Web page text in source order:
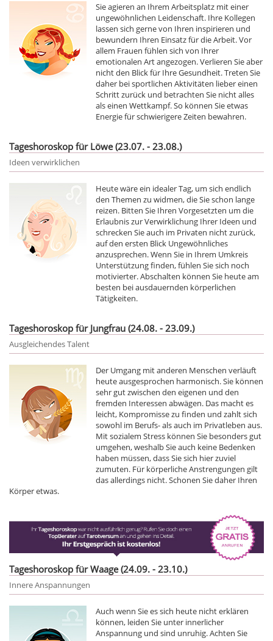
Sie agieren an Ihrem Arbeitsplatz mit einer
ungewöhnlichen Leidenschaft. Ihre Kollegen
lassen sich gerne von Ihren inspirieren und
bewundern Ihren Einsatz für die Arbeit. Vor
allem Frauen fühlen sich von Ihrer
emotionalen Art angezogen. Verlieren Sie aber
nicht den Blick für Ihre Gesundheit. Treten Sie
daher bei sportlichen Aktivitäten lieber einen
Schritt zurück und betrachten Sie nicht alles
als einen Wettkampf. So können Sie etwas
Energie für schwierigere Zeiten bewahren.
Tageshoroskop für Löwe (23.07. - 23.08.)
Ideen verwirklichen
Heute wäre ein idealer Tag, um sich endlich
den Themen zu widmen, die Sie schon lange
reizen. Bitten Sie Ihren Vorgesetzten um die
Erlaubnis zur Verwirklichung Ihrer Ideen und
schrecken Sie auch im Privaten nicht zurück,
auf den ersten Blick Ungewöhnliches
anzusprechen. Wenn Sie in Ihrem Umkreis
Unterstützung finden, fühlen Sie sich noch
motivierter. Abschalten können Sie heute am
besten bei ausdauernden körperlichen
Tätigkeiten.
Tageshoroskop für Jungfrau (24.08. - 23.09.)
Ausgleichendes Talent
Der Umgang mit anderen Menschen verläuft
heute ausgesprochen harmonisch. Sie können
sehr gut zwischen den eigenen und den
fremden Interessen abwägen. Das macht es
leicht, Kompromisse zu finden und zahlt sich
sowohl im Berufs- als auch im Privatleben aus.
Mit sozialem Stress können Sie besonders gut
umgehen, weshalb Sie auch keine Bedenken
haben müssen, dass Sie sich hier zuviel
zumuten. Für körperliche Anstrengungen gilt
das allerdings nicht. Schonen Sie daher Ihren
Körper etwas.
Tageshoroskop für Waage (24.09. - 23.10.)
Innere Anspannungen
Auch wenn Sie es sich heute nicht erklären
können, leiden Sie unter innerlicher
Anspannung und sind unruhig. Achten Sie